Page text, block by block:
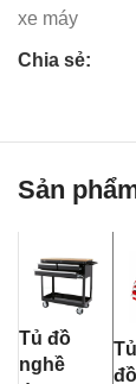
xe máy
Chia sẻ:
Sản
Tủ đồ
nghề